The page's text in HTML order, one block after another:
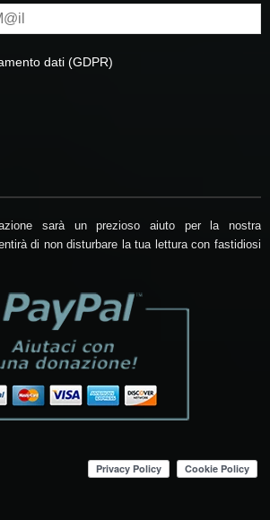
dati (GDPR)
sarà un prezioso aiuto per la nostra
di non disturbare la tua lettura con fastidiosi